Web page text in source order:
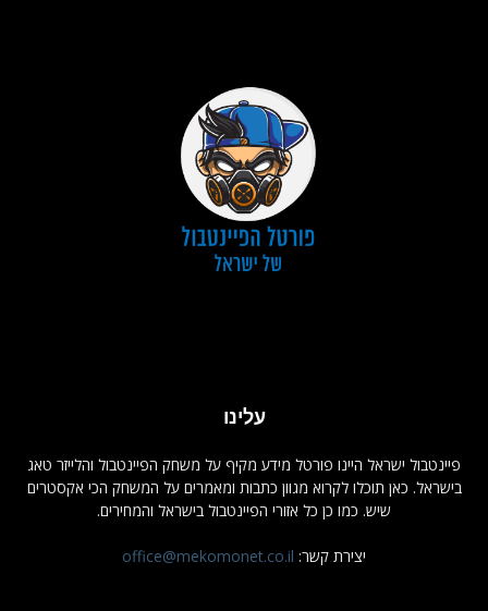
עלינו
פיינטבול ישראל היינו פורטל מידע מקיף על משחק הפיינטבול והלייזר טאג
בישראל. כאן תוכלו לקרוא מגוון כתבות ומאמרים על המשחק הכי אקסטרים
שיש. כמו כן כל אזורי הפיינטבול בישראל והמחירים.
יצירת קשר: office@mekomonet.co.il